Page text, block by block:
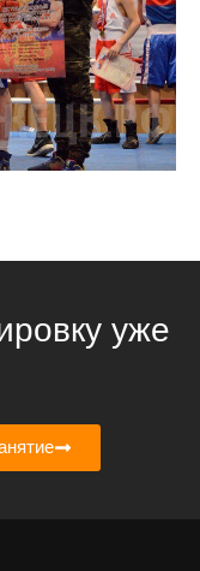
уже